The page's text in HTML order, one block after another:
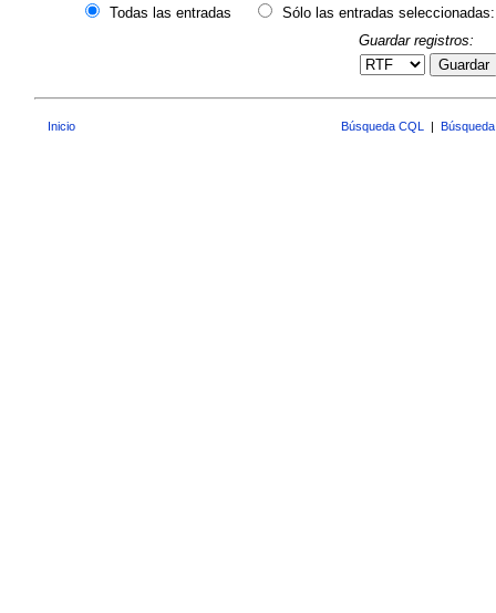
Todas las entradas
Sólo las entradas seleccionadas:
Guardar registros:
Guardar
Inicio Búsqueda CQL